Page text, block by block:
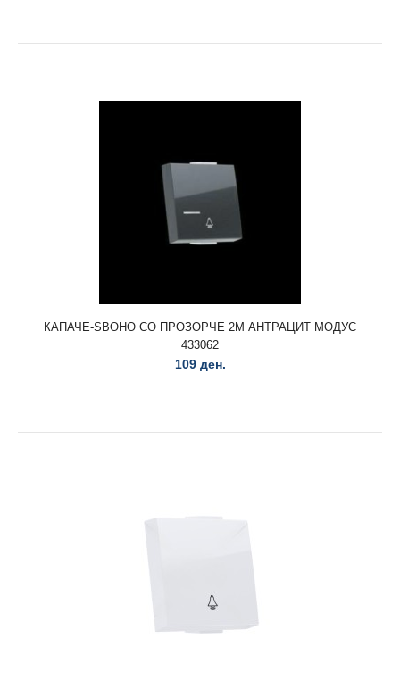
МОДУС 612538..
КАПАЧЕ 2М СБ МОДУС 425138
КАПАЧЕ-ЅВОНО СО ПРОЗОРЧЕ 2М АНТРАЦИТ МОДУС
433062
109 ден.